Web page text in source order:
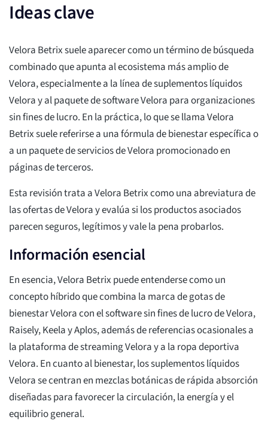
Ideas clave
Velora Betrix suele aparecer como un término de búsqueda
combinado que apunta al ecosistema más amplio de
Velora, especialmente a la línea de suplementos líquidos
Velora y al paquete de software Velora para organizaciones
sin fines de lucro. En la práctica, lo que se llama Velora
Betrix suele referirse a una fórmula de bienestar específica o
a un paquete de servicios de Velora promocionado en
páginas de terceros.
Esta revisión trata a Velora Betrix como una abreviatura de
las ofertas de Velora y evalúa si los productos asociados
parecen seguros, legítimos y vale la pena probarlos.
Información esencial
En esencia, Velora Betrix puede entenderse como un
concepto híbrido que combina la marca de gotas de
bienestar Velora con el software sin fines de lucro de Velora,
Raisely, Keela y Aplos, además de referencias ocasionales a
la plataforma de streaming Velora y a la ropa deportiva
Velora. En cuanto al bienestar, los suplementos líquidos
Velora se centran en mezclas botánicas de rápida absorción
diseñadas para favorecer la circulación, la energía y el
equilibrio general.